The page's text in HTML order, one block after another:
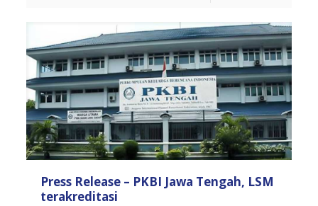
Press Release – PKBI Jawa Tengah, LSM
terakreditasi